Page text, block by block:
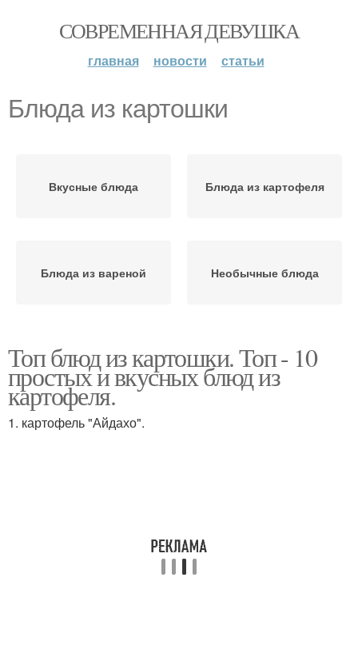
СОВРЕМЕННАЯ ДЕВУШКА
главная новости статьи
Блюда из картошки
Вкусные блюда Блюда из картофеля
Блюда из вареной Необычные блюда
Топ блюд из картошки. Топ - 10
простых и вкусных блюд из
картофеля.
1. картофель "Айдахо".